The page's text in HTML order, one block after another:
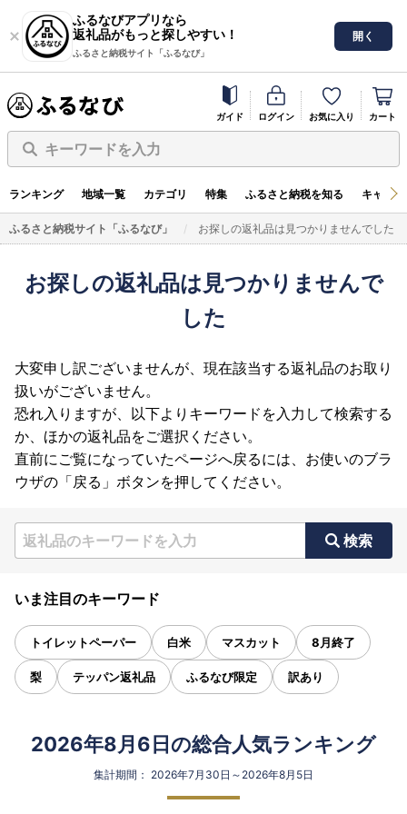
ふるなびアプリなら
返礼品がもっと探しやすい！
ふるさと納税サイト「ふるなび」
開く
ガイド ログイン お気に入り カート
キーワードを入力
ランキング 地域一覧 カテゴリ 特集 ふるさと納税を知る キャン
ふるさと納税サイト「ふるなび」 お探しの返礼品は見つかりませんでした
お探しの返礼品は見つかりませんで
した
大変申し訳ございませんが、現在該当する返礼品のお取り
扱いがございません。
恐れ入りますが、以下よりキーワードを入力して検索する
か、ほかの返礼品をご選択ください。
直前にご覧になっていたページへ戻るには、お使いのブラ
ウザの「戻る」ボタンを押してください。
検索
いま注目のキーワード
トイレットペーパー 白米 マスカット 8月終了
梨 テッパン返礼品 ふるなび限定 訳あり
2026年8月6日の総合人気ランキング
集計期間： 2026年7月30日～2026年8月5日